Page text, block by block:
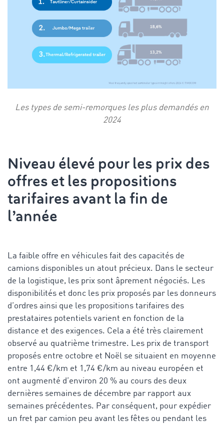
Les types de semi-remorques les plus demandés en
2024
Niveau élevé pour les prix des
offres et les propositions
tarifaires avant la fin de
l’année
La faible offre en véhicules fait des capacités de
camions disponibles un atout précieux. Dans le secteur
de la logistique, les prix sont âprement négociés. Les
disponibilités et donc les prix proposés par les donneurs
d’ordres ainsi que les propositions tarifaires des
prestataires potentiels varient en fonction de la
distance et des exigences. Cela a été très clairement
observé au quatrième trimestre. Les prix de transport
proposés entre octobre et Noël se situaient en moyenne
entre 1,44 €/km et 1,74 €/km au niveau européen et
ont augmenté d’environ 20 % au cours des deux
dernières semaines de décembre par rapport aux
semaines précédentes. Par conséquent, pour expédier
un fret par camion peu avant les fêtes ou pendant les